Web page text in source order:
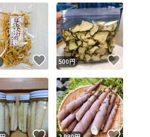
いいね！
500円
いいね！ いいね！